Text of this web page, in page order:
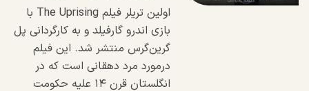
اولین تریلر فیلم The Uprising با
بازی اندرو گارفیلد و به کارگردانی پل
گرین‌گرس منتشر شد. این فیلم
درمورد مرد دهقانی است که در
انگلستان قرن ١۴ علیه حکومت